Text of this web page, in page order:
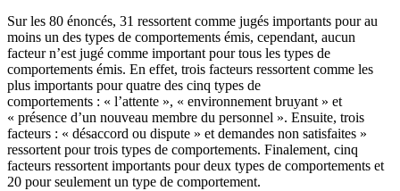
Sur les 80 énoncés, 31 ressortent comme jugés importants pour au
moins un des types de comportements émis, cependant, aucun
facteur n’est jugé comme important pour tous les types de
comportements émis. En effet, trois facteurs ressortent comme les
plus importants pour quatre des cinq types de
comportements : « l’attente », « environnement bruyant » et
« présence d’un nouveau membre du personnel ». Ensuite, trois
facteurs : « désaccord ou dispute » et demandes non satisfaites »
ressortent pour trois types de comportements. Finalement, cinq
facteurs ressortent importants pour deux types de comportements et
20 pour seulement un type de comportement.